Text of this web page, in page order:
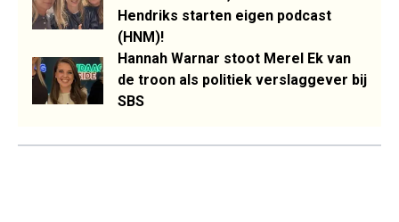
Hendriks starten eigen podcast
(HNM)!
Hannah Warnar stoot Merel Ek van
de troon als politiek verslaggever bij
SBS